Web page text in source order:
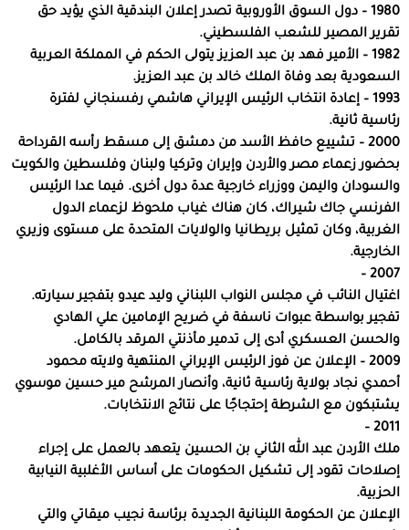
1980 – دول السوق الأوروبية تصدر إعلان البندقية الذي يؤيد حق
تقرير المصير للشعب الفلسطيني.
1982 – الأمير فهد بن عبد العزيز يتولى الحكم في المملكة العربية
السعودية بعد وفاة الملك خالد بن عبد العزيز.
1993 – إعادة انتخاب الرئيس الإيراني هاشمي رفسنجاني لفترة
رئاسية ثانية.
2000 – تشييع حافظ الأسد من دمشق إلى مسقط رأسه القرداحة
بحضور زعماء مصر والأردن وإيران وتركيا ولبنان وفلسطين والكويت
والسودان واليمن ووزراء خارجية عدة دول أخرى. فيما عدا الرئيس
الفرنسي جاك شيراك، كان هناك غياب ملحوظ لزعماء الدول
الغربية، وكان تمثيل بريطانيا والولايات المتحدة على مستوى وزيري
الخارجية.
2007 –
اغتيال النائب في مجلس النواب اللبناني وليد عيدو بتفجير سيارته.
تفجير بواسطة عبوات ناسفة في ضريح الإمامين علي الهادي
والحسن العسكري أدى إلى تدمير مأذنتي المرقد بالكامل.
2009 – الإعلان عن فوز الرئيس الإيراني المنتهية ولايته محمود
أحمدي نجاد بولاية رئاسية ثانية، وأنصار المرشح مير حسين موسوي
يشتبكون مع الشرطة إحتجاجًا على نتائج الانتخابات.
2011 –
ملك الأردن عبد الله الثاني بن الحسين يتعهد بالعمل على إجراء
إصلاحات تقود إلى تشكيل الحكومات على أساس الأغلبية النيابية
الحزبية.
الإعلان عن الحكومة اللبنانية الجديدة برئاسة نجيب ميقاتي والتي